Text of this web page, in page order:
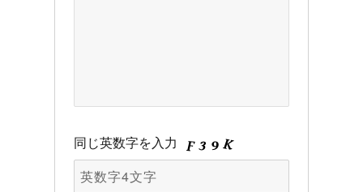
同じ英数字を入力